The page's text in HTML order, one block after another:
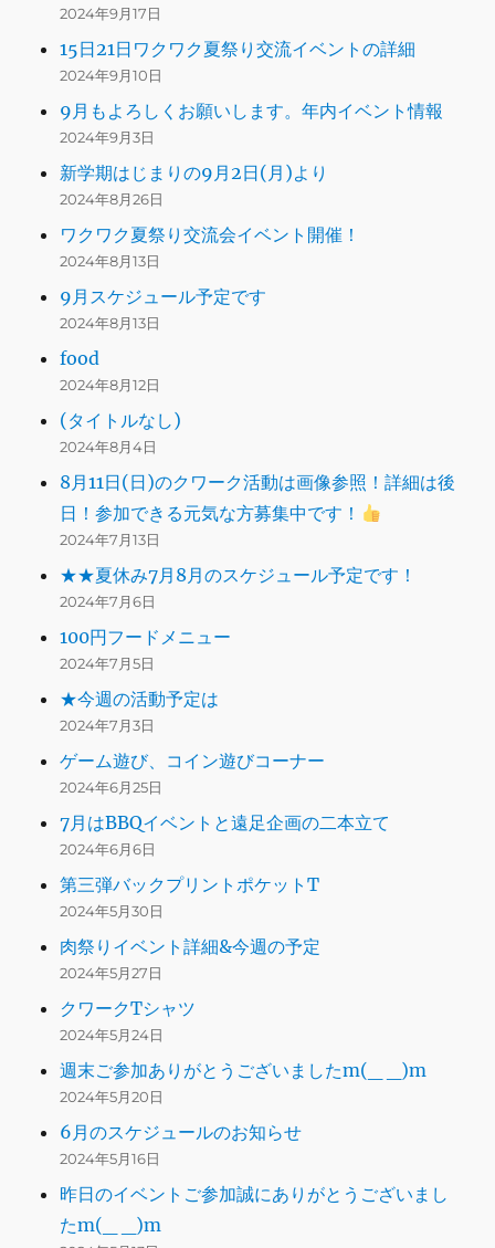
2024年9月17日
15日21日ワクワク夏祭り交流イベントの詳細
2024年9月10日
9月もよろしくお願いします。年内イベント情報
2024年9月3日
新学期はじまりの9月2日(月)より
2024年8月26日
ワクワク夏祭り交流会イベント開催！
2024年8月13日
9月スケジュール予定です
2024年8月13日
food
2024年8月12日
(タイトルなし)
2024年8月4日
8月11日(日)のクワーク活動は画像参照！詳細は後
日！参加できる元気な方募集中です！
2024年7月13日
★★夏休み7月8月のスケジュール予定です！
2024年7月6日
100円フードメニュー
2024年7月5日
★今週の活動予定は
2024年7月3日
ゲーム遊び、コイン遊びコーナー
2024年6月25日
7月はBBQイベントと遠足企画の二本立て
2024年6月6日
第三弾バックプリントポケットT
2024年5月30日
肉祭りイベント詳細&今週の予定
2024年5月27日
クワークTシャツ
2024年5月24日
週末ご参加ありがとうございましたm(_ _)m
2024年5月20日
6月のスケジュールのお知らせ
2024年5月16日
昨日のイベントご参加誠にありがとうございまし
たm(_ _)m